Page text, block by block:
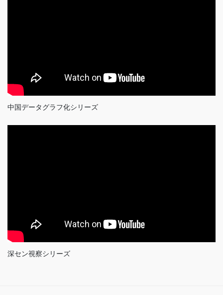
中国データグラフ化シリーズ
深セン視察シリーズ